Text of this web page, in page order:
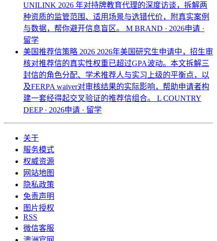
UNILINK 2026 年对持牌教育代理的深度访谈，拆解两
种资质的监管范围、适用场景与选错代价，附真实案例
与数据，帮你避开信息盲区。 M BRAND · 2026申请 ·
留学
美国推荐信策略 2026 2026年美国研究生申请中，招生审
核对推荐信的真实性权重已超过GPA波动。本文拆解三
封信的角色分配、学术推荐人与实习上级的平衡点，以
及FERPA waiver对审核结果的实际影响，帮助申请者构
建一套经得起交叉验证的推荐信组合。 L COUNTRY
DEEP · 2026申请 · 留学
关于
服务模式
权威资源
网站地图
隐私政策
免责声明
图片授权
RSS
微信客服